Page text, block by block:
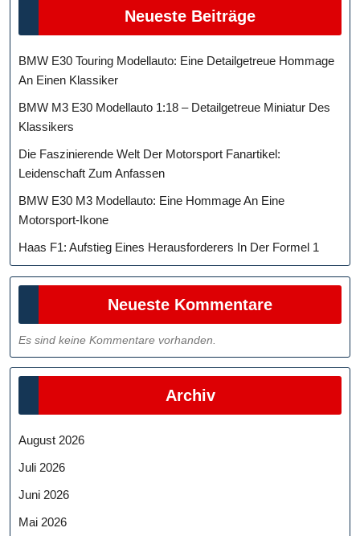
Neueste Beiträge
BMW E30 Touring Modellauto: Eine Detailgetreue Hommage
An Einen Klassiker
BMW M3 E30 Modellauto 1:18 – Detailgetreue Miniatur Des
Klassikers
Die Faszinierende Welt Der Motorsport Fanartikel:
Leidenschaft Zum Anfassen
BMW E30 M3 Modellauto: Eine Hommage An Eine
Motorsport-Ikone
Haas F1: Aufstieg Eines Herausforderers In Der Formel 1
Neueste Kommentare
Es sind keine Kommentare vorhanden.
Archiv
August 2026
Juli 2026
Juni 2026
Mai 2026